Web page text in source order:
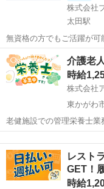
株式会社
太田駅
無資格の方でもご活躍が可
調理の経験が活かせます! 支援学校の給食調理スタッフを募集 提供す
る食数は朝夕が各15食で昼食
供のお仕事 ...
香川 太田駅 キッ
介護老
時給
株式会社
東かがわ
老健施設での管理栄養士業
115名分(入所80名・通所
ョンです！ 派遣でのスタートになります！ 業務内容や施設について知
ることから ゆっ...レスト
GET！
時…
時給